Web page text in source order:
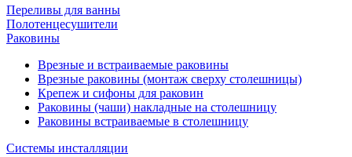
Переливы для ванны
Полотенцесушители
Раковины
Врезные и встраиваемые раковины
Врезные раковины (монтаж сверху столешницы)
Крепеж и сифоны для раковин
Раковины (чаши) накладные на столешницу
Раковины встраиваемые в столешницу
Системы инсталляции